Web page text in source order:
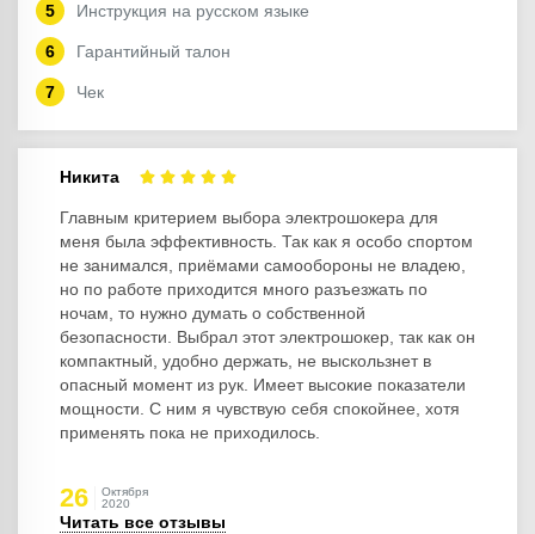
Инструкция на русском языке
Гарантийный талон
Чек
Никита
Главным критерием выбора электрошокера для
меня была эффективность. Так как я особо спортом
не занимался, приёмами самообороны не владею,
но по работе приходится много разъезжать по
ночам, то нужно думать о собственной
безопасности. Выбрал этот электрошокер, так как он
компактный, удобно держать, не выскользнет в
опасный момент из рук. Имеет высокие показатели
мощности. С ним я чувствую себя спокойнее, хотя
применять пока не приходилось.
26
Октября
2020
Читать все отзывы